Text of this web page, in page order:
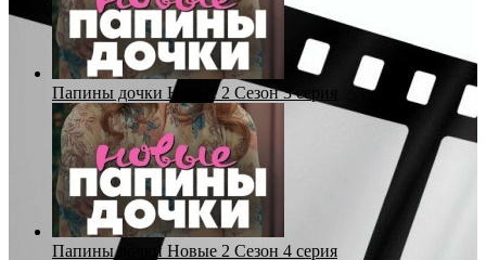
Папины дочки Новые 2 Сезон 3 серия
Папины дочки Новые 2 Сезон 4 серия